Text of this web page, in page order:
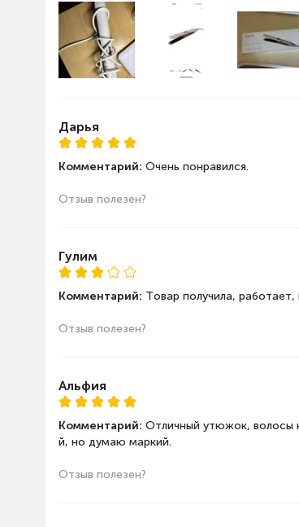
Дарья
Комментарий: Очень понравился.
Отзыв полезен?
Гулим
Комментарий: Товар получила,
Отзыв полезен?
Альфия
Комментарий: Отличный утюжок, волосы
й, но думаю маркий.
Отзыв полезен?